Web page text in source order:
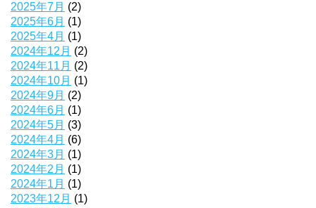
2025年7月 (2)
2025年6月 (1)
2025年4月 (1)
2024年12月 (2)
2024年11月 (2)
2024年10月 (1)
2024年9月 (2)
2024年6月 (1)
2024年5月 (3)
2024年4月 (6)
2024年3月 (1)
2024年2月 (1)
2024年1月 (1)
2023年12月 (1)